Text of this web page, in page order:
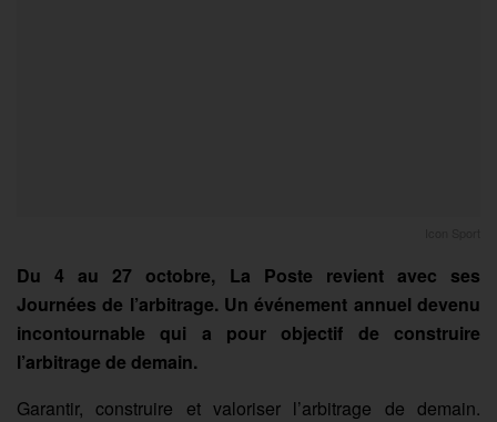
Du 4 au 27 octobre, La Poste revient avec ses
Journées de l’arbitrage. Un événement annuel devenu
incontournable qui a pour objectif de construire
l’arbitrage de demain.
Garantir, construire et valoriser l’arbitrage de demain.